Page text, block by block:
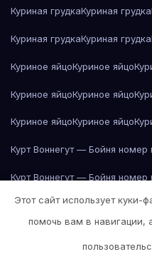
Куриная грудкаКуриная грудка
Куриная грудкаКуриная грудка
Куриное яйцоКуриное яйцо
Куриное яйцоКуриное яйцо
Куриное яйцоКуриное яйцо
Курт Воннегут — Бойня номер
Курт Воннегут — Бойня номер
Лев Толстой — Война и мир
Этот сайт использует куки-
помочь вам в навигации,